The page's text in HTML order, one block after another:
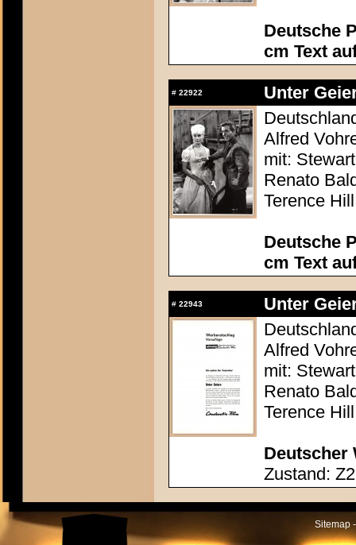
Deutsche
cm Text
# 22922
Unter
Alfred
mit:
Renato
Terence
Deutsche
cm Text
# 22943
Unter
Alfred
mit:
Renato
Terence
Deutscher
Zustand: Z2
Sitemap